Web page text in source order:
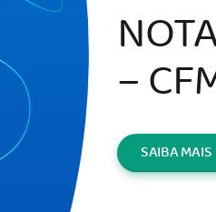
–
SAIBA MAIS